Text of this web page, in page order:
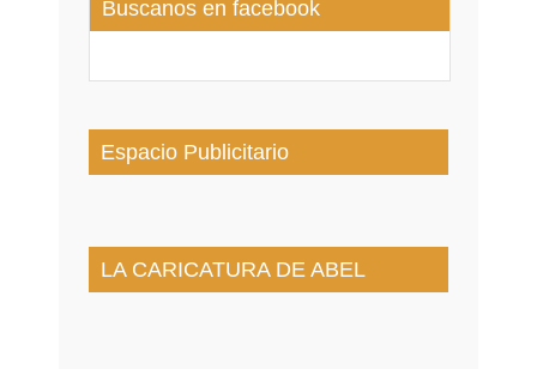
Buscanos en facebook
Espacio Publicitario
LA CARICATURA DE ABEL